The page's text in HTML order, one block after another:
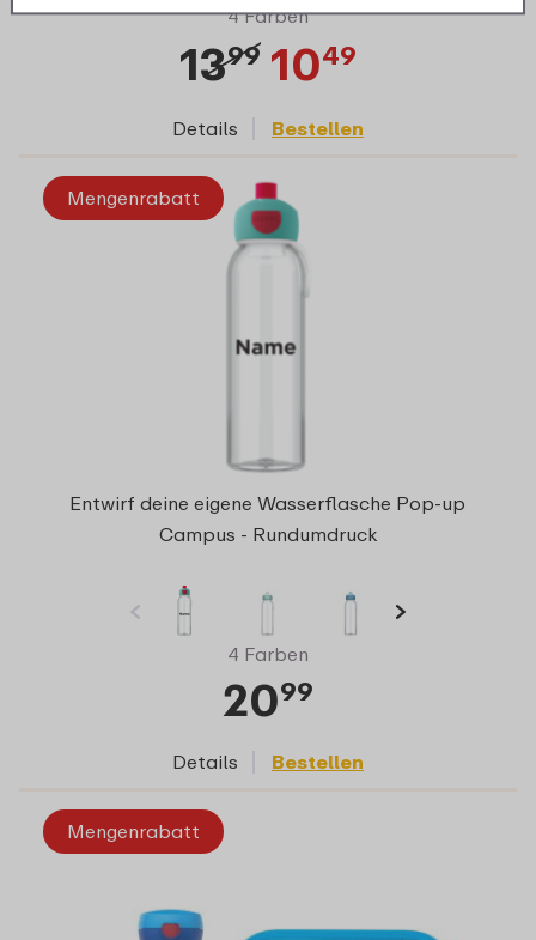
4 Farben
1399 1049
Details Bestellen
Mengenrabatt
Entwirf deine eigene Wasserflasche Pop-up
Campus - Rundumdruck
4 Farben
2099
Details Bestellen
Mengenrabatt